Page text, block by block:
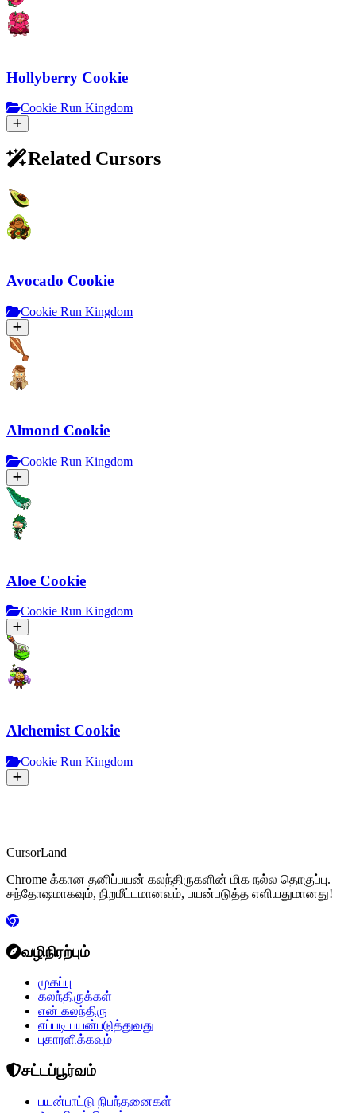
Hollyberry Cookie
Cookie Run Kingdom
Related Cursors
Avocado Cookie
Cookie Run Kingdom
Almond Cookie
Cookie Run Kingdom
Aloe Cookie
Cookie Run Kingdom
Alchemist Cookie
Cookie Run Kingdom
CursorLand
Chrome க்கான தனிப்பயன் கலந்திருகளின் மிக நல்ல தொகுப்பு.
சந்தோஷமாகவும், நிறமீட்டமானவும், பயன்படுத்த எளியதுமானது!
வழிநிரற்பும்
முகப்பு
கலந்திருக்கள்
என் கலந்திரு
எப்படி பயன்படுத்துவது
புகாரளிக்கவும்
சட்டப்பூர்வம்
பயன்பாட்டு நிபந்தனைகள்